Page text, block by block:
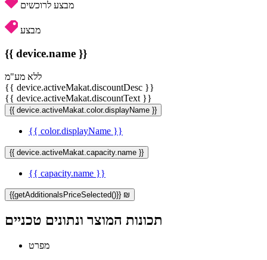
מבצע לרוכשים
מבצע
{{ device.name }}
ללא מע"מ
{{ device.activeMakat.discountDesc }}
{{ device.activeMakat.discountText }}
{{ device.activeMakat.color.displayName }}
{{ color.displayName }}
{{ device.activeMakat.capacity.name }}
{{ capacity.name }}
{{getAdditionalsPriceSelected()}} ₪
תכונות המוצר ונתונים טכניים
מפרט